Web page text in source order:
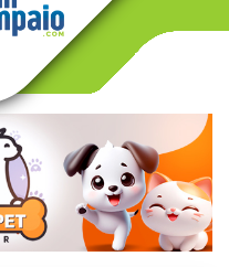
v
g
t
i
o
n